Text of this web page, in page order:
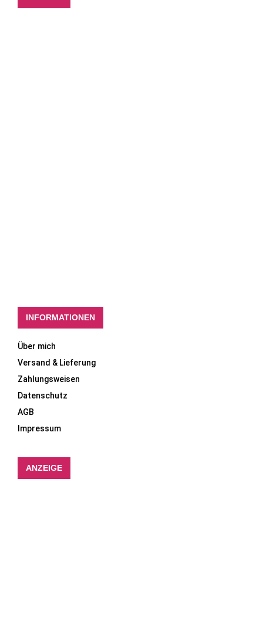
INFORMATIONEN
Über mich
Versand & Lieferung
Zahlungsweisen
Datenschutz
AGB
Impressum
ANZEIGE